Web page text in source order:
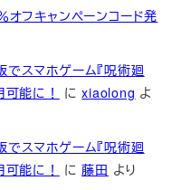
フキャンペーンコード発
スマホゲーム『呪術廻
可能に！
にxiaolong よ
スマホゲーム『呪術廻
可能に！
に藤田 より